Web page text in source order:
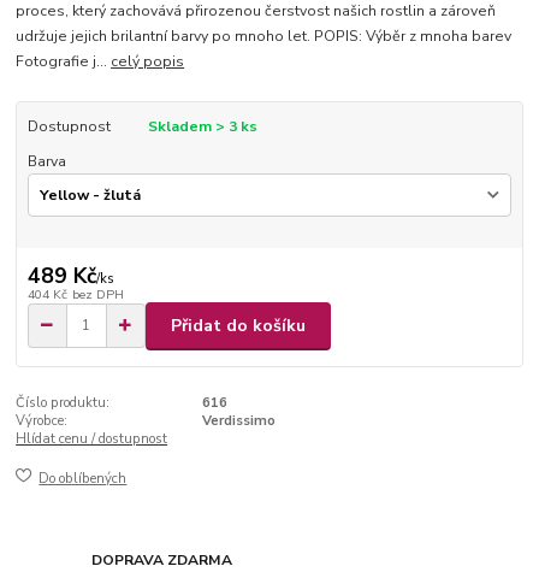
proces, který zachovává přirozenou čerstvost našich rostlin a zároveň
udržuje jejich brilantní barvy po mnoho let. POPIS: Výběr z mnoha barev
Fotografie j... celý popis
Dostupnost
Skladem > 3 ks
Barva
489 Kč/ks
404 Kč bez DPH
Přidat do košíku
Číslo produktu:
616
Výrobce:
Verdissimo
Hlídat cenu / dostupnost
Do oblíbených
DOPRAVA ZDARMA